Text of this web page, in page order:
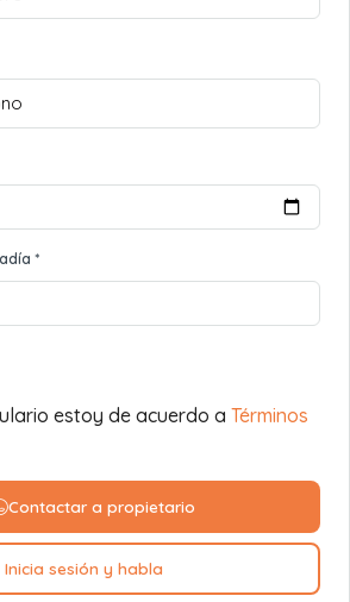
*
estoy de acuerdo a Términos
Contactar a propietario
Inicia sesión y habla